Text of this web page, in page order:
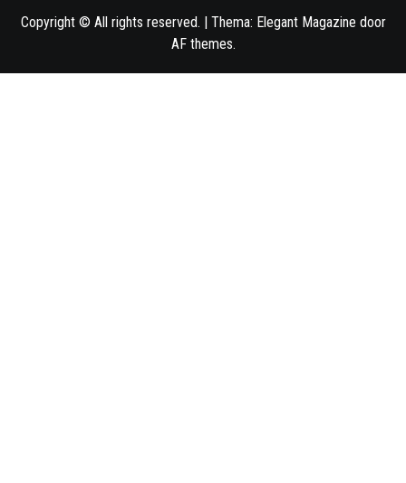
Copyright © All rights reserved. | Thema: Elegant Magazine door
AF themes.